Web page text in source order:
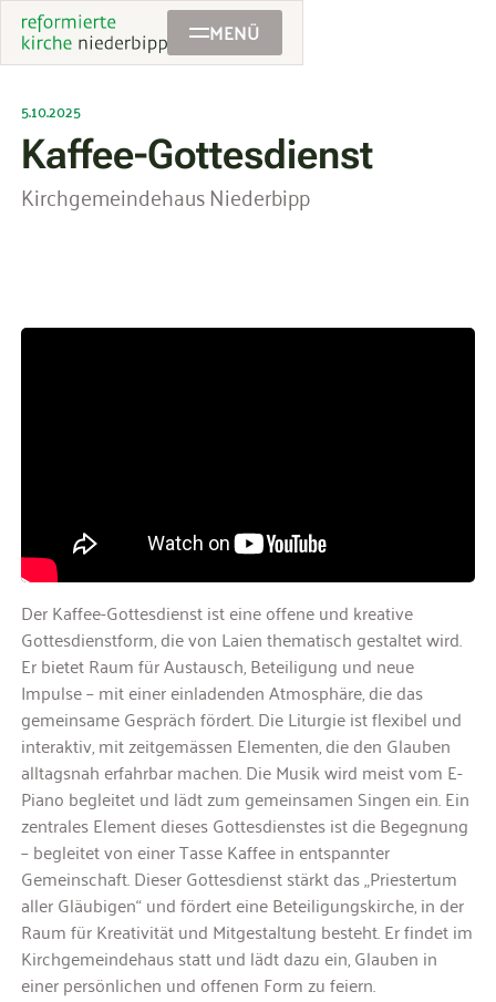
MENÜ
5.10.2025
Kaffee-Gottesdienst
Kirchgemeindehaus Niederbipp
Der Kaffee-Gottesdienst ist eine offene und kreative
Gottesdienstform, die von Laien thematisch gestaltet wird.
Er bietet Raum für Austausch, Beteiligung und neue
Impulse – mit einer einladenden Atmosphäre, die das
gemeinsame Gespräch fördert. Die Liturgie ist flexibel und
interaktiv, mit zeitgemässen Elementen, die den Glauben
alltagsnah erfahrbar machen. Die Musik wird meist vom E-
Piano begleitet und lädt zum gemeinsamen Singen ein. Ein
zentrales Element dieses Gottesdienstes ist die Begegnung
– begleitet von einer Tasse Kaffee in entspannter
Gemeinschaft. Dieser Gottesdienst stärkt das „Priestertum
aller Gläubigen“ und fördert eine Beteiligungskirche, in der
Raum für Kreativität und Mitgestaltung besteht. Er findet im
Kirchgemeindehaus statt und lädt dazu ein, Glauben in
einer persönlichen und offenen Form zu feiern.